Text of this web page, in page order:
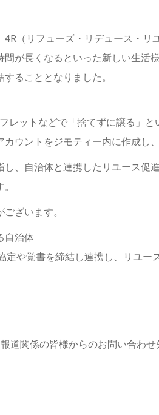
（リフューズ・リデュース・
が長くなるといった新しい生
ることとなりました。
レットなどで「捨てずに譲る」
ウントをジモティー内に作成し
、自治体と連携したリユース
ざいます。
自治体
や覚書を締結し連携し、リユ
道関係の皆様からのお問い合わせ